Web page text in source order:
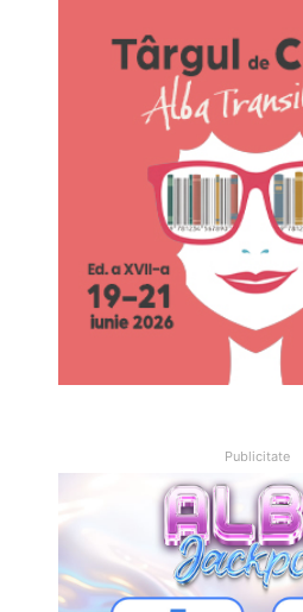
Publicitate